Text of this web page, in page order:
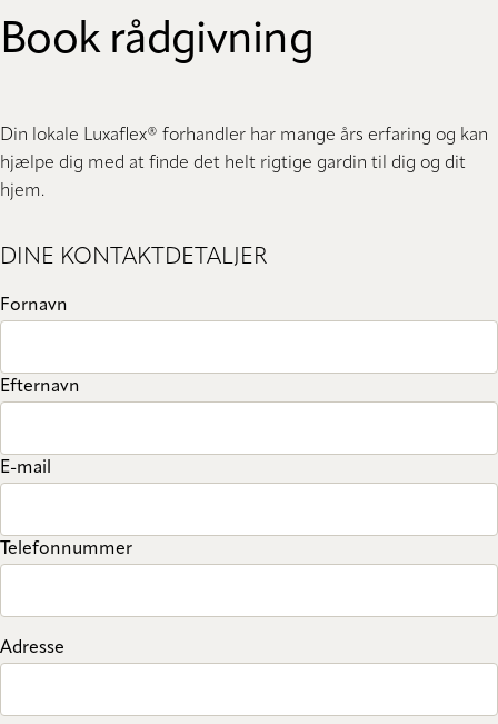
Book rådgivning
Din lokale Luxaflex® forhandler har mange års erfaring og kan
hjælpe dig med at finde det helt rigtige gardin til dig og dit
hjem.
DINE KONTAKTDETALJER
Fornavn
Efternavn
E-mail
Telefonnummer
Adresse